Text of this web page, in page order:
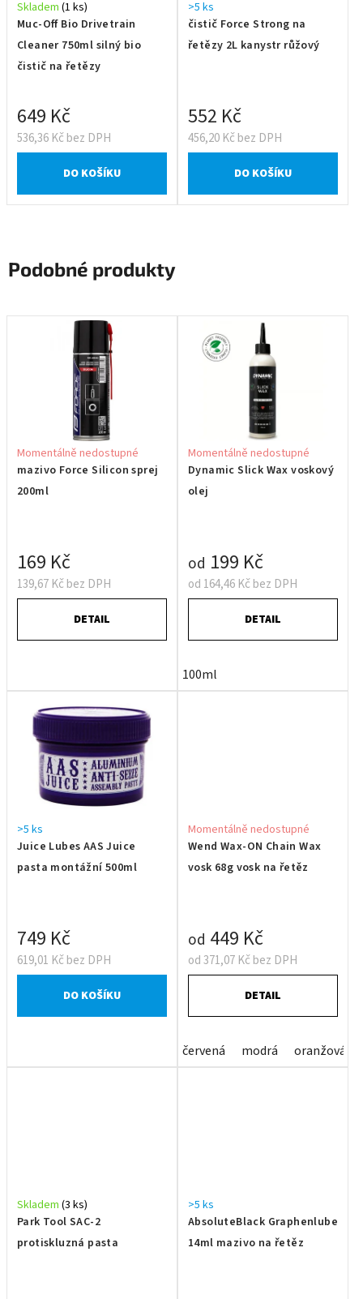
Muc-Off Bio Drivetrain
Cleaner 750ml silný bio
čistič na řetězy
Skladem (1 ks)
536,36 Kč bez DPH
649 Kč
DO KOŠÍKU
čistič Force Strong na
řetězy 2L kanystr růžový
>5 ks
456,20 Kč bez DPH
552 Kč
DO KOŠÍKU
Podobné produkty
mazivo Force Silicon sprej
200ml
Momentálně nedostupné
139,67 Kč bez DPH
169 Kč
DETAIL
Dynamic Slick Wax voskový
olej
Momentálně nedostupné
od 164,46 Kč bez DPH
od 199 Kč
DETAIL
100ml
Juice Lubes AAS Juice
pasta montážní 500ml
>5 ks
619,01 Kč bez DPH
749 Kč
DO KOŠÍKU
Wend Wax-ON Chain Wax
vosk 68g vosk na řetěz
Momentálně nedostupné
od 371,07 Kč bez DPH
od 449 Kč
DETAIL
červená modrá oranžová
Park Tool SAC-2
protiskluzná pasta
Skladem (3 ks)
AbsoluteBlack Graphenlube
14ml mazivo na řetěz
>5 ks